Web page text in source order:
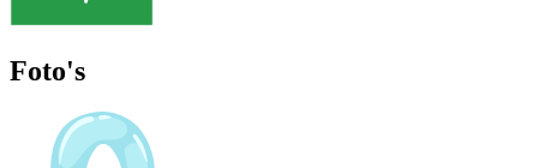
Foto's